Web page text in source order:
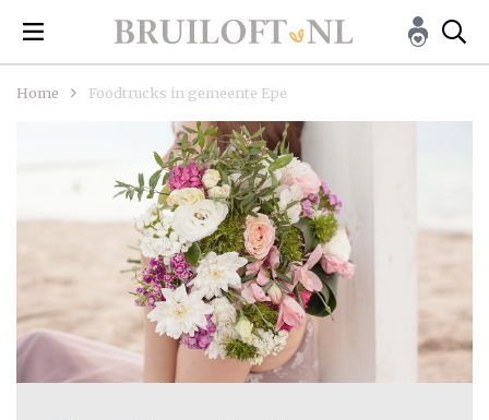
Home Foodtrucks in gemeente Epe